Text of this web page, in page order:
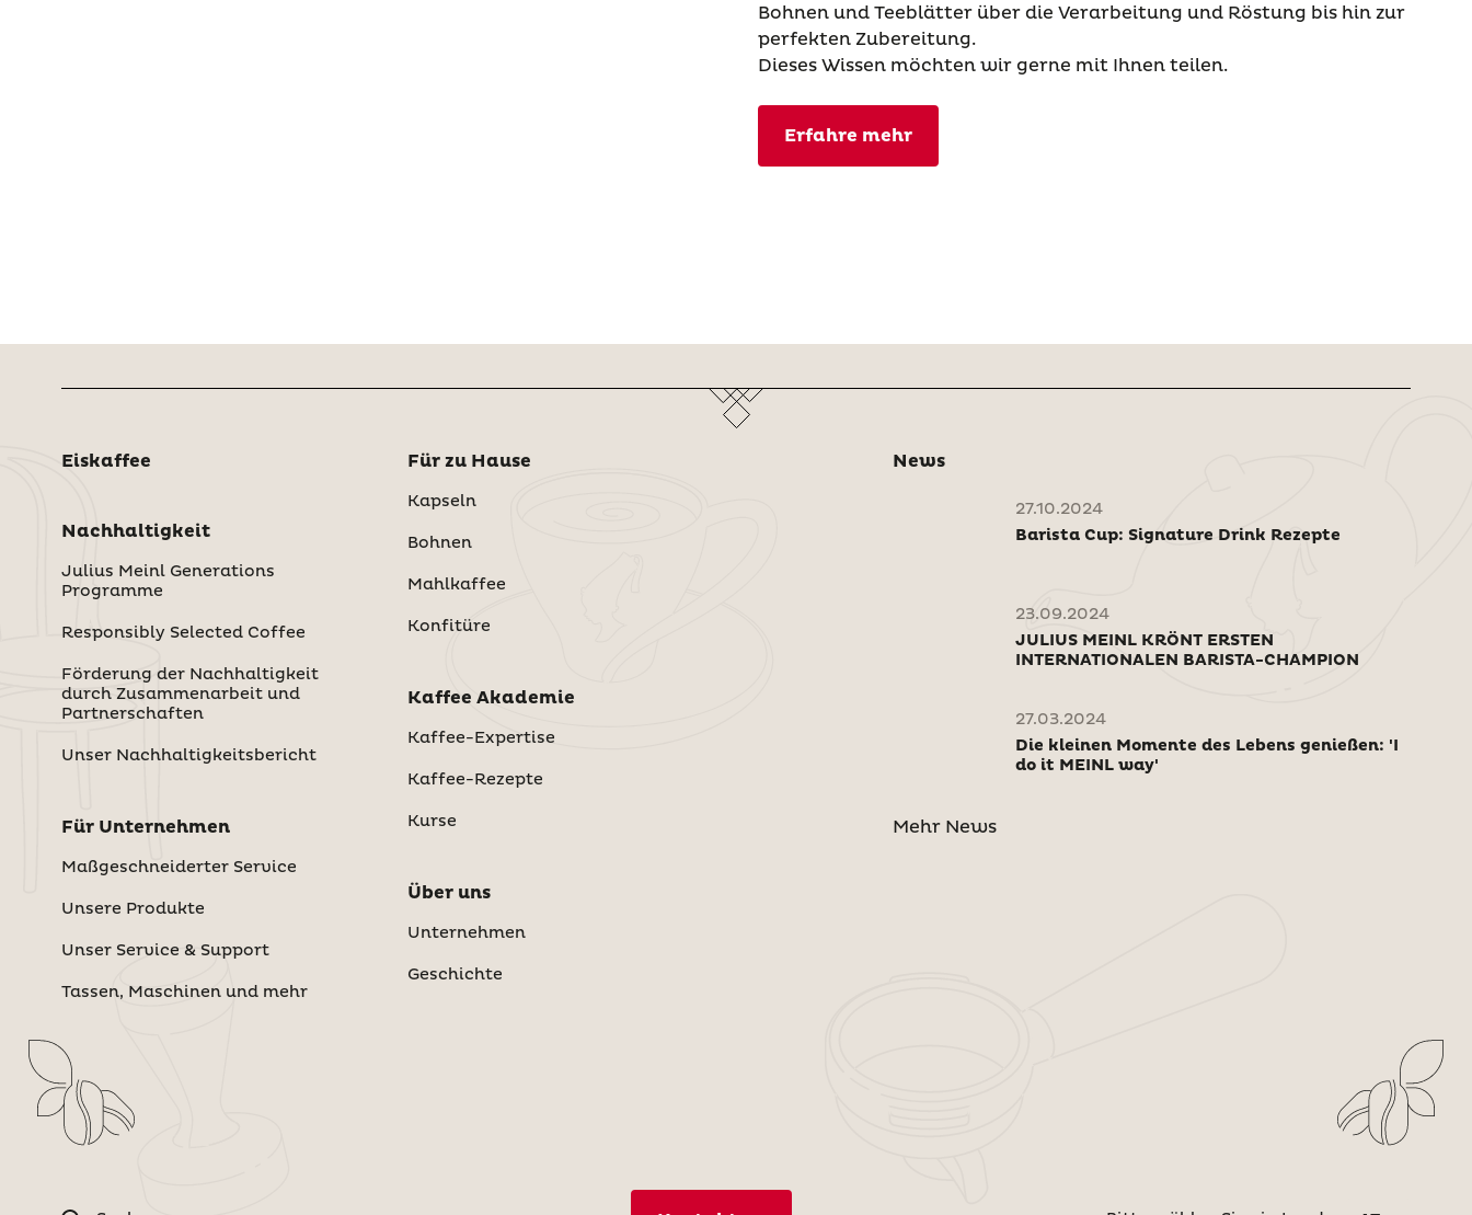
Bohnen und Teeblätter über die Verarbeitung und Röstung bis hin zur
perfekten Zubereitung.
Dieses Wissen möchten wir gerne mit Ihnen teilen.
Erfahre mehr
Eiskaffee
Nachhaltigkeit
Julius Meinl Generations
Programme
Responsibly Selected Coffee
Förderung der Nachhaltigkeit
durch Zusammenarbeit und
Partnerschaften
Unser Nachhaltigkeitsbericht
Für Unternehmen
Maßgeschneiderter Service
Unsere Produkte
Unser Service & Support
Tassen, Maschinen und mehr
Für zu Hause
Kapseln
Bohnen
Mahlkaffee
Konfitüre
Kaffee Akademie
Kaffee-Expertise
Kaffee-Rezepte
Kurse
Über uns
Unternehmen
Geschichte
News
27.10.2024
Barista Cup: Signature Drink Rezepte
23.09.2024
JULIUS MEINL KRÖNT ERSTEN
INTERNATIONALEN BARISTA-CHAMPION
27.03.2024
Die kleinen Momente des Lebens genießen: 'I
do it MEINL way'
Mehr News